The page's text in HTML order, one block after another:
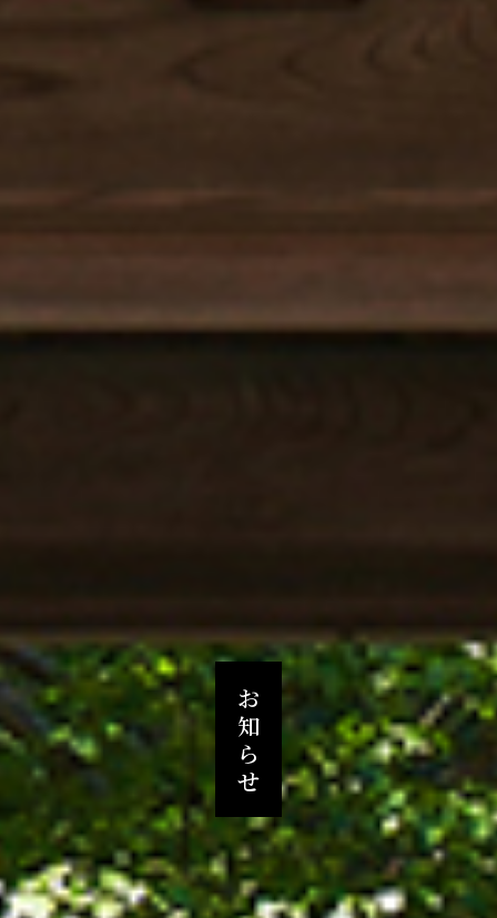
お
知
ら
せ